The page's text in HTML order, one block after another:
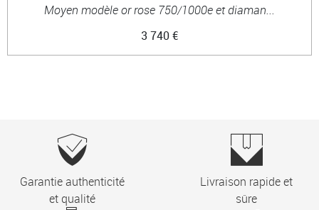
Moyen modèle or rose 750/1000e et diaman...
3 740 €
Garantie authenticité
et qualité
Livraison rapide et
sûre